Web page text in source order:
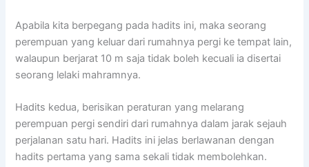
Apabila kita berpegang pada hadits ini, maka seorang
perempuan yang keluar dari rumahnya pergi ke tempat lain,
walaupun berjarat 10 m saja tidak boleh kecuali ia disertai
seorang lelaki mahramnya.
Hadits kedua, berisikan peraturan yang melarang
perempuan pergi sendiri dari rumahnya dalam jarak sejauh
perjalanan satu hari. Hadits ini jelas berlawanan dengan
hadits pertama yang sama sekali tidak membolehkan.